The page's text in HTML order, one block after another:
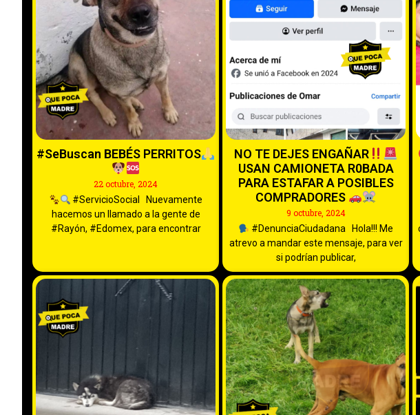
#SeBuscan BEBÉS PERRITOS
22 octubre, 2024
#ServicioSocial Nuevamente
hacemos un llamado a la gente de
#Rayón, #Edomex, para encontrar
NO TE DEJES ENGAÑAR
USAN CAMIONETA R0BADA
PARA ESTAFAR A POSIBLES
COMPRADORES
9 octubre, 2024
#DenunciaCiudadana Hola!!! Me
atrevo a mandar este mensaje, para ver
si podrían publicar,